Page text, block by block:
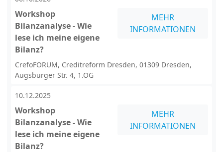
Workshop
Bilanzanalyse - Wie
lese ich meine eigene
Bilanz?
MEHR
INFORMATIONEN
CrefoFORUM, Creditreform Dresden, 01309 Dresden,
Augsburger Str. 4, 1.OG
10.12.2025
Workshop
Bilanzanalyse - Wie
lese ich meine eigene
Bilanz?
MEHR
INFORMATIONEN